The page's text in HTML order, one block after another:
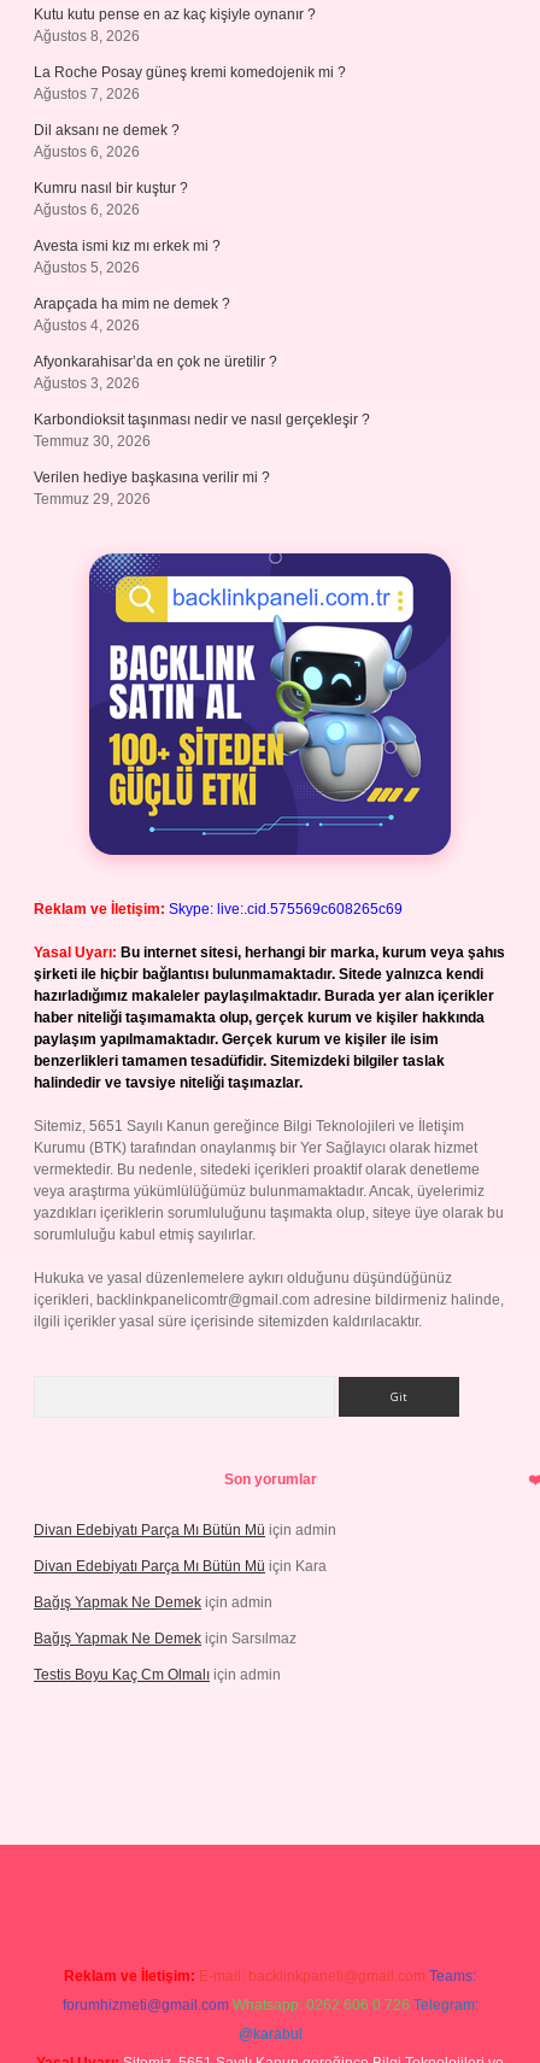
Kutu kutu pense en az kaç kişiyle oynanır ?
Ağustos 8, 2026
La Roche Posay güneş kremi komedojenik mi ?
Ağustos 7, 2026
Dil aksanı ne demek ?
Ağustos 6, 2026
Kumru nasıl bir kuştur ?
Ağustos 6, 2026
Avesta ismi kız mı erkek mi ?
Ağustos 5, 2026
Arapçada ha mim ne demek ?
Ağustos 4, 2026
Afyonkarahisar’da en çok ne üretilir ?
Ağustos 3, 2026
Karbondioksit taşınması nedir ve nasıl gerçekleşir ?
Temmuz 30, 2026
Verilen hediye başkasına verilir mi ?
Temmuz 29, 2026
Reklam ve İletişim: Skype: live:.cid.575569c608265c69
Yasal Uyarı: Bu internet sitesi, herhangi bir marka, kurum veya şahıs
şirketi ile hiçbir bağlantısı bulunmamaktadır. Sitede yalnızca kendi
hazırladığımız makaleler paylaşılmaktadır. Burada yer alan içerikler
haber niteliği taşımamakta olup, gerçek kurum ve kişiler hakkında
paylaşım yapılmamaktadır. Gerçek kurum ve kişiler ile isim
benzerlikleri tamamen tesadüfidir. Sitemizdeki bilgiler taslak
halindedir ve tavsiye niteliği taşımazlar.
Sitemiz, 5651 Sayılı Kanun gereğince Bilgi Teknolojileri ve İletişim
Kurumu (BTK) tarafından onaylanmış bir Yer Sağlayıcı olarak hizmet
vermektedir. Bu nedenle, sitedeki içerikleri proaktif olarak denetleme
veya araştırma yükümlülüğümüz bulunmamaktadır. Ancak, üyelerimiz
yazdıkları içeriklerin sorumluluğunu taşımakta olup, siteye üye olarak bu
sorumluluğu kabul etmiş sayılırlar.
Hukuka ve yasal düzenlemelere aykırı olduğunu düşündüğünüz
içerikleri, backlinkpanelicomtr@gmail.com adresine bildirmeniz halinde,
ilgili içerikler yasal süre içerisinde sitemizden kaldırılacaktır.
Son yorumlar
Divan Edebiyatı Parça Mı Bütün Mü için admin
Divan Edebiyatı Parça Mı Bütün Mü için Kara
Bağış Yapmak Ne Demek için admin
Bağış Yapmak Ne Demek için Sarsılmaz
Testis Boyu Kaç Cm Olmalı için admin
Reklam ve İletişim: E-mail: backlinkpaneli@gmail.com Teams:
forumhizmeti@gmail.com Whatsapp: 0262 606 0 726 Telegram:
@karabul